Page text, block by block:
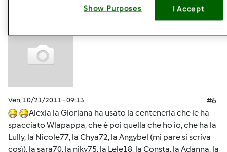
Ven, 10/21/2011 - 09:13
#6
Alexia la Gloriana ha usato la centeneria che le ha
spacciato Wlapappa, che è poi quella che ho io, che ha la
Lully, la Nicole77, la Chya72, la Angybel (mi pare si scriva
così), la sara70, la niky75, la Lele18, la Consta, la Adanna, la
Show Purposes I Accept